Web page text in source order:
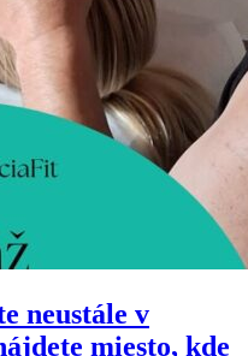
neustále v
miesto, kde